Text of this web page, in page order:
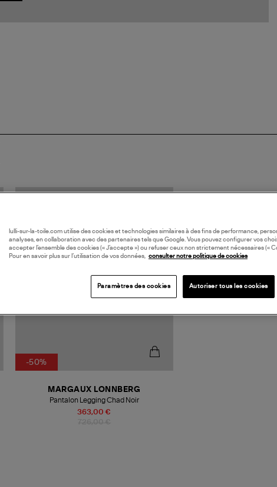
-50%
363,00 €
MARGAUX LONNBERG
Pantalon Legging Chad Noir
lulli-sur-la-toile.com utilise des cookies et technologies similaires à des fins de performance,
analyses, en collaboration avec des partenaires tels que Google. Vous pouvez configurer vos
accepter l’ensemble des cookies (« J’accepte ») ou refuser ceux non strictement nécessaires («
Pour en savoir plus sur l’utilisation de vos données, consulter notre politique de cookies
Paramètres des cookies Autoriser tous les cookies